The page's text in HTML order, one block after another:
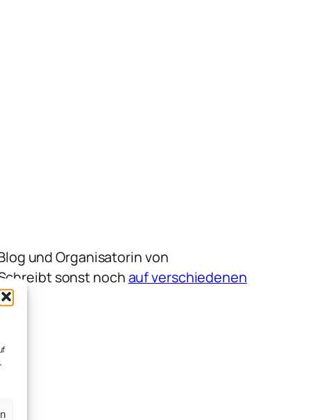
und Organisatorin von
sonst nochauf verschiedenen